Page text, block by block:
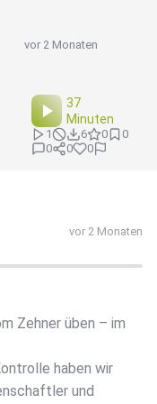
vor 2 Monaten
37
Minuten
1 6 0
0
0
0 0
vor 2 Monaten
Zehner üben – im
haben wir
und